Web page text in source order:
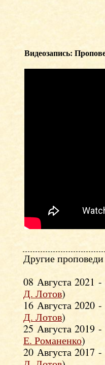
Видеозапись:
Другие
08 Августа 2021 -
Д. Лотов)
16 Августа 2020 -
Д. Лотов)
25 Августа 2019 -
Е. Романенко)
20 Августа 2017 -